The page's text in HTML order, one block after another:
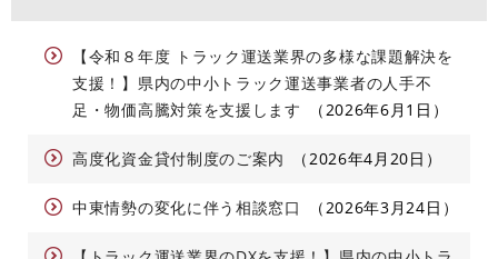
【令和８年度 トラック運送業界の多様な課題解決を
支援！】県内の中小トラック運送事業者の人手不
足・物価高騰対策を支援します
2026年6月1日
高度化資金貸付制度のご案内 2026年4月20日
中東情勢の変化に伴う相談窓口 2026年3月24日